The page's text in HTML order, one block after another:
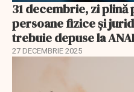
31 decembrie, zi
persoane fizice şi
trebuie depuse la
27 DECEMBRIE 2025